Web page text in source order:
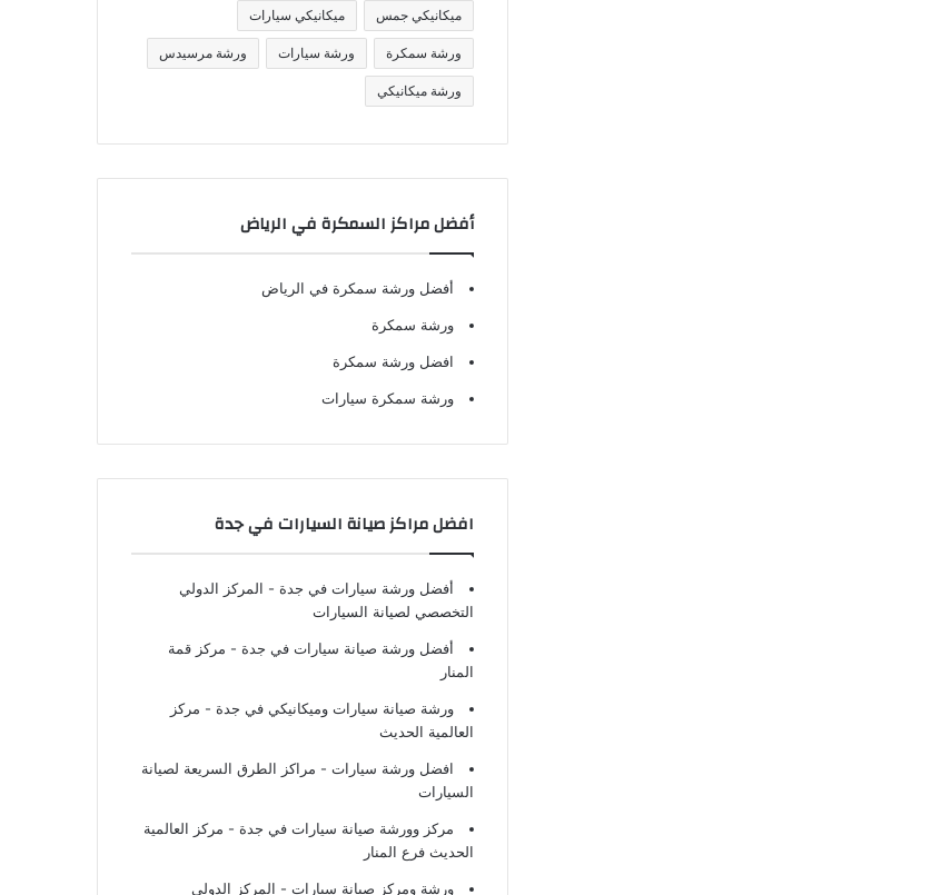
ميكانيكي جمس ميكانيكي سيارات
ورشة سمكرة ورشة سيارات ورشة مرسيدس
ورشة ميكانيكي
أفضل مراكز السمكرة في الرياض
أفضل ورشة سمكرة في الرياض
ورشة سمكرة
افضل ورشة سمكرة
ورشة سمكرة سيارات
افضل مراكز صيانة السيارات في جدة
أفضل ورشة سيارات في جدة - المركز الدولي
التخصصي لصيانة السيارات
أفضل ورشة صيانة سيارات في جدة - مركز قمة
المنار
ورشة صيانة سيارات وميكانيكي في جدة - مركز
العالمية الحديث
افضل ورشة سيارات - مراكز الطرق السريعة لصيانة
السيارات
مركز وورشة صيانة سيارات في جدة - مركز العالمية
الحديث فرع المنار
ورشة ومركز صيانة سيارات - المركز الدولي